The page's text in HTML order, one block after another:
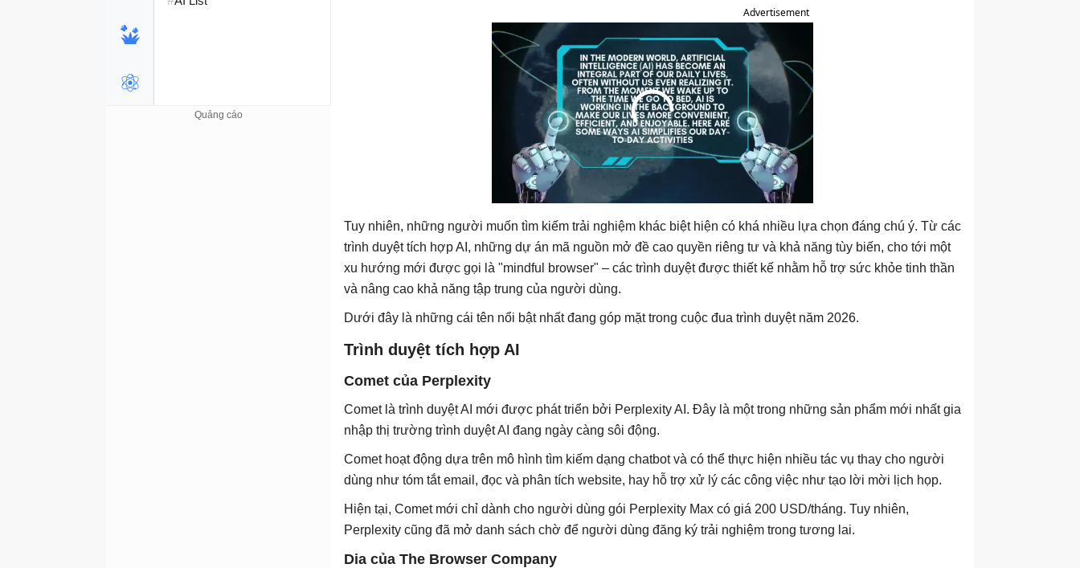
Advertisement
Tuy nhiên, những người muốn tìm kiếm trải nghiệm khác biệt hiện có khá nhiều lựa chọn đáng chú ý. Từ các
trình duyệt tích hợp AI, những dự án mã nguồn mở đề cao quyền riêng tư và khả năng tùy biến, cho tới một
xu hướng mới được gọi là "mindful browser" – các trình duyệt được thiết kế nhằm hỗ trợ sức khỏe tinh thần
và nâng cao khả năng tập trung của người dùng.
Dưới đây là những cái tên nổi bật nhất đang góp mặt trong cuộc đua trình duyệt năm 2026.
Trình duyệt tích hợp AI
Comet của Perplexity
Comet là trình duyệt AI mới được phát triển bởi Perplexity AI. Đây là một trong những sản phẩm mới nhất gia
nhập thị trường trình duyệt AI đang ngày càng sôi động.
Comet hoạt động dựa trên mô hình tìm kiếm dạng chatbot và có thể thực hiện nhiều tác vụ thay cho người
dùng như tóm tắt email, đọc và phân tích website, hay hỗ trợ xử lý các công việc như tạo lời mời lịch họp.
Hiện tại, Comet mới chỉ dành cho người dùng gói Perplexity Max có giá 200 USD/tháng. Tuy nhiên,
Perplexity cũng đã mở danh sách chờ để người dùng đăng ký trải nghiệm trong tương lai.
Dia của The Browser Company